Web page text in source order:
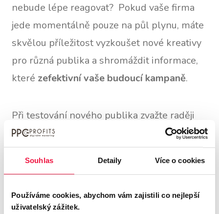
Souhlas Detaily Více o cookies
Používáme cookies, abychom vám zajistili co nejlepší
uživatelský zážitek.
nebude lépe reagovat? Pokud vaše firma
jede momentálně pouze na půl plynu, máte
skvělou příležitost vyzkoušet nové kreativy
pro různá publika a shromáždit informace,
které zefektivní vaše budoucí kampaně.
Při testování nového publika zvažte raději
vytvoření nové reklamní sestavy než
aktualizaci stávající, abyste lépe porozuměli
skutečnému dopadu. U nové reklamní
dosavadními nejlepšími kampaněmi. Tímto